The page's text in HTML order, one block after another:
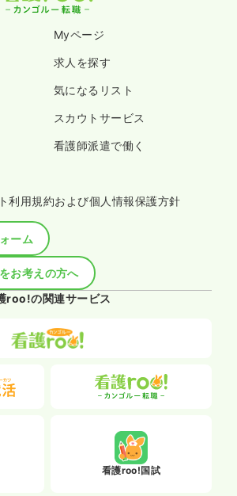
Myページ
求人を探す
気になるリスト
スカウトサービス
看護師派遣で働く
利用規約および個人情報保護方針
ーム
お考えの方へ
roo!の関連サービス
看護roo!国試